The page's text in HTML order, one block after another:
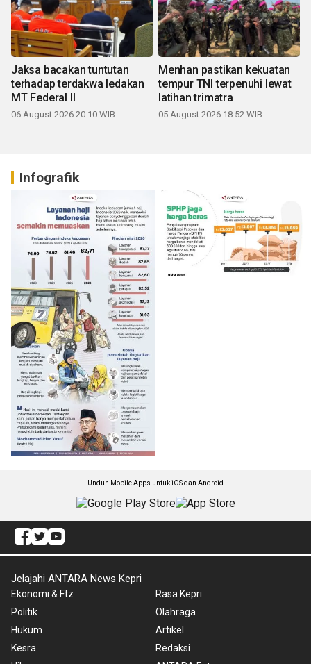
Jaksa bacakan tuntutan
terhadap terdakwa ledakan
MT Federal II
06 August 2026 20:10 WIB
Menhan pastikan kekuatan
tempur TNI terpenuhi lewat
latihan trimatra
05 August 2026 18:52 WIB
Infografik
Unduh Mobile Apps untuk iOS dan Android
Jelajahi ANTARA News Kepri
Ekonomi & Ftz
Politik
Hukum
Kesra
Rasa Kepri
Olahraga
Artikel
Redaksi